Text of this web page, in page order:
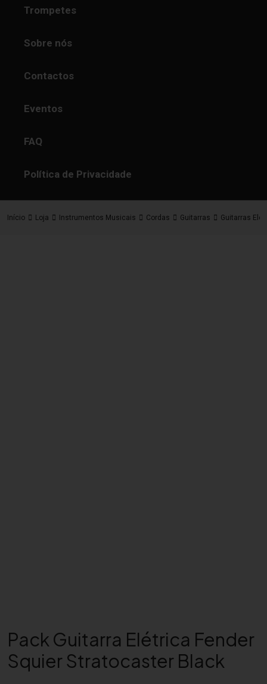
Trompetes
Sobre nós
Contactos
Eventos
FAQ
Política de Privacidade
Início Loja Instrumentos Musicais Cordas Guitarras Guitarras
Pack Guitarra Elétrica Fender
Squier Stratocaster Black